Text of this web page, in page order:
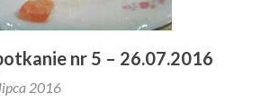
nr 5 – 26.07.2016
2016